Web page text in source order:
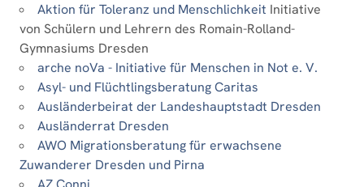
Aktion für Toleranz und Menschlichkeit Initiative
von Schülern und Lehrern des Romain-Rolland-
Gymnasiums Dresden
arche noVa - Initiative für Menschen in Not e. V.
Asyl- und Flüchtlingsberatung Caritas
Ausländerbeirat der Landeshauptstadt Dresden
Ausländerrat Dresden
AWO Migrationsberatung für erwachsene
Zuwanderer Dresden und Pirna